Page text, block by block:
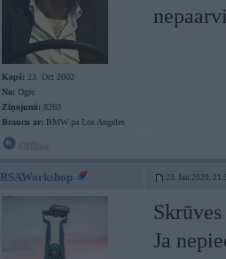
Kopš: 23. Oct 2002
No: Ogre
Ziņojumi: 8263
Braucu ar: BMW pa Los Angeles
RSAWorkshop 23. Jan 2020,
Ja